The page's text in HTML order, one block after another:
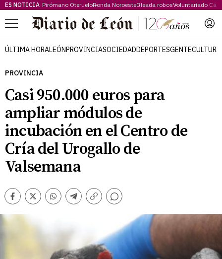
ES NOTICIA Pirómano OterueloRonda NoroesteOleada robosVoluntariado
Menú
ÚLTIMA HORALEÓNPROVINCIASOCIEDADDEPORTESGENTECULTURA
PROVINCIA
Casi 950.000 euros para
ampliar módulos de
incubación en el Centro de
Cría del Urogallo de
Valsemana
Facebook
TwitterWhatsappTelegram
Copiar
Comentarios